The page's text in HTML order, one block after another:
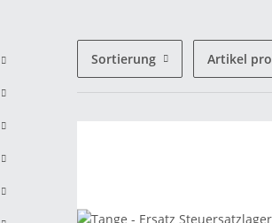
Sortierung Artikel